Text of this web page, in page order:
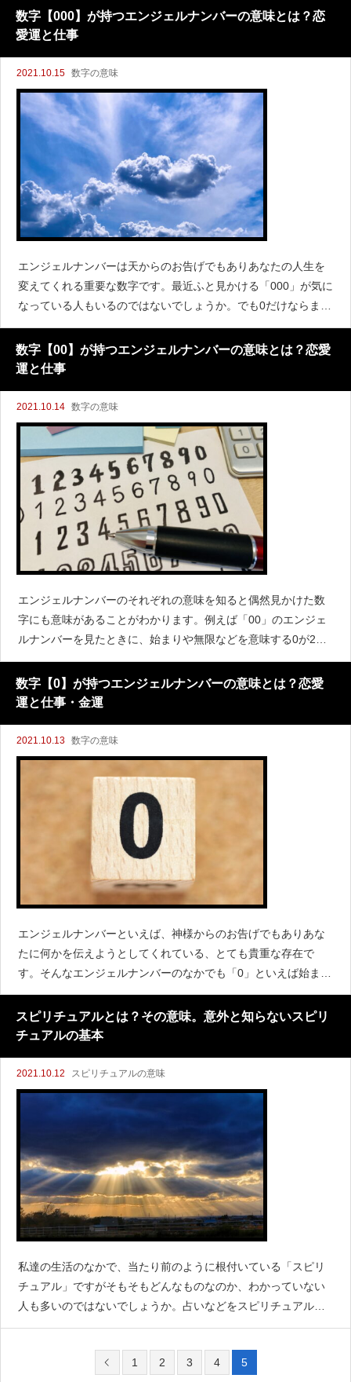
もいるかもしれません。数字の0000が持っている意味には
数字【000】が持つエンジェルナンバーの意味とは？恋
愛運と仕事
2021.10.15 数字の意味
エンジェルナンバーは天からのお告げでもありあなたの人生を
変えてくれる重要な数字です。最近ふと見かける「000」が気に
なっている人もいるのではないでしょうか。でも0だけならまだ
しも000と3つも並ぶと、どんな意味があるのかな？と気になっ
て仕方なくなってしまいますね。エンジェルナンバ
数字【00】が持つエンジェルナンバーの意味とは？恋愛
運と仕事
2021.10.14 数字の意味
エンジェルナンバーのそれぞれの意味を知ると偶然見かけた数
字にも意味があることがわかります。例えば「00」のエンジェ
ルナンバーを見たときに、始まりや無限などを意味する0が2つ
横並びになっていますし、具体的にはどんな意味があるのだろ
う？と気になってしまいますよね。エンジェルナンバー00の
数字【0】が持つエンジェルナンバーの意味とは？恋愛
運と仕事・金運
2021.10.13 数字の意味
エンジェルナンバーといえば、神様からのお告げでもありあな
たに何かを伝えようとしてくれている、とても貴重な存在で
す。そんなエンジェルナンバーのなかでも「0」といえば始まり
をイメージする人も多いのではないでしょうか。0が持っている
エンジェルナンバーの意味にはどんなものがあるのでしょう
か。
スピリチュアルとは？その意味。意外と知らないスピリ
チュアルの基本
2021.10.12 スピリチュアルの意味
私達の生活のなかで、当たり前のように根付いている「スピリ
チュアル」ですがそもそもどんなものなのか、わかっていない
人も多いのではないでしょうか。占いなどをスピリチュアルと
いうこともありますし、そもそも占いといってもエンジェルナ
1 2 3 4 5